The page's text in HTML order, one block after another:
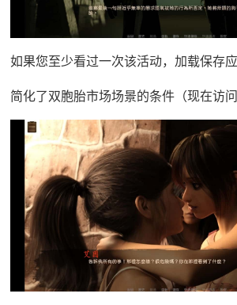
如果您至少看过一次该活动，加载保存
简化了双胞胎市场场景的条件（现在访问